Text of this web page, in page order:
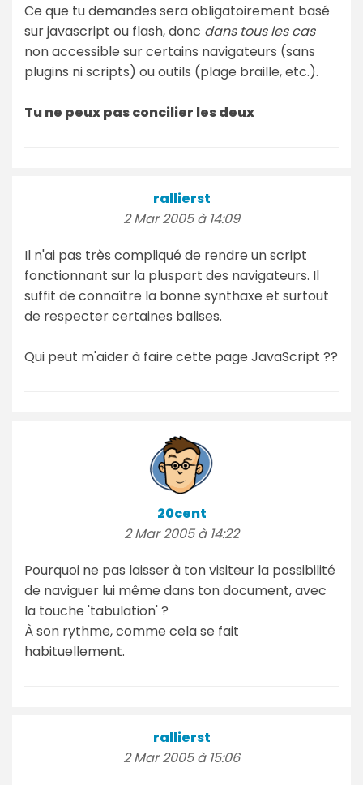
Ce que tu demandes sera obligatoirement basé
sur javascript ou flash, donc dans tous les cas
non accessible sur certains navigateurs (sans
plugins ni scripts) ou outils (plage braille, etc.).
Tu ne peux pas concilier les deux
rallierst
2 Mar 2005 à 14:09
Il n'ai pas très compliqué de rendre un script
fonctionnant sur la pluspart des navigateurs. Il
suffit de connaître la bonne synthaxe et surtout
de respecter certaines balises.
Qui peut m'aider à faire cette page JavaScript ??
20cent
2 Mar 2005 à 14:22
Pourquoi ne pas laisser à ton visiteur la possibilité
de naviguer lui même dans ton document, avec
la touche 'tabulation' ?
À son rythme, comme cela se fait
habituellement.
rallierst
2 Mar 2005 à 15:06